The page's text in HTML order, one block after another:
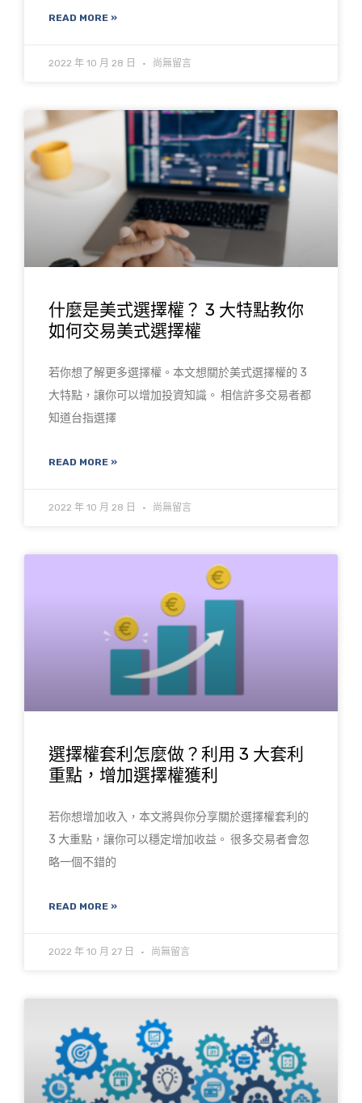
READ MORE »
2022 年 10 月 28 日 尚無留言
什麼是美式選擇權？ 3 大特點教你
如何交易美式選擇權
若你想了解更多選擇權。本文想關於美式選擇權的 3
大特點，讓你可以增加投資知識。 相信許多交易者都
知道台指選擇
READ MORE »
2022 年 10 月 28 日 尚無留言
選擇權套利怎麼做？利用 3 大套利
重點，增加選擇權獲利
若你想增加收入，本文將與你分享關於選擇權套利的
3 大重點，讓你可以穩定增加收益。 很多交易者會忽
略一個不錯的
READ MORE »
2022 年 10 月 27 日 尚無留言